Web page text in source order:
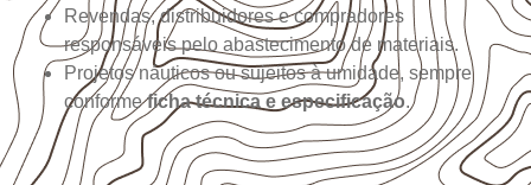
Revendas, distribuidores e compradores
responsáveis pelo abastecimento de materiais.
Projetos náuticos ou sujeitos à umidade, sempre
conformeficha técnica e especificação.